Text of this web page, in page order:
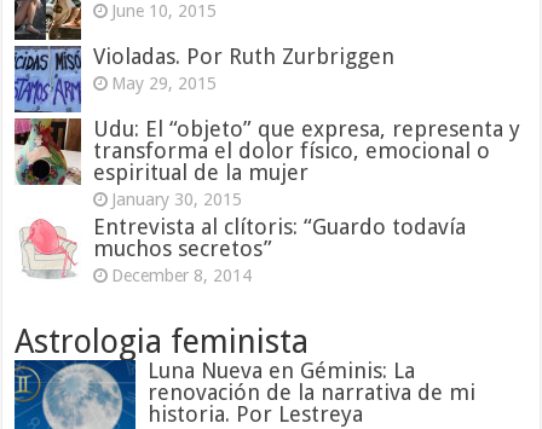
June 10, 2015
Violadas. Por Ruth Zurbriggen
May 29, 2015
Udu: El “objeto” que expresa, representa y
transforma el dolor físico, emocional o
espiritual de la mujer
January 30, 2015
Entrevista al clítoris: “Guardo todavía
muchos secretos”
December 8, 2014
Astrologia feminista
Luna Nueva en Géminis: La
renovación de la narrativa de mi
historia. Por Lestreya